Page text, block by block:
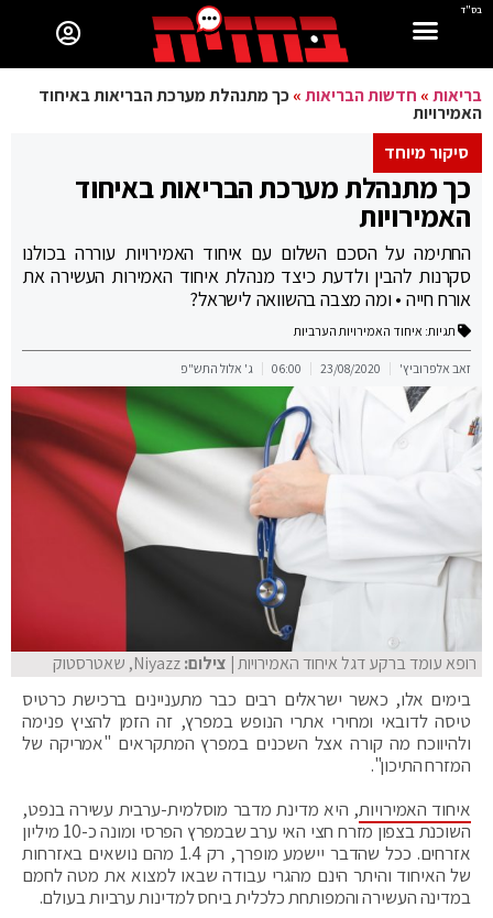
בס"ד
בריאות» חדשות הבריאות»כך מתנהלת מערכת הבריאות באיחוד
האמירויות
סיקור מיוחד
כך מתנהלת מערכת הבריאות באיחוד
האמירויות
החתימה על הסכם השלום עם איחוד האמירויות עוררה בכולנו
סקרנות להבין ולדעת כיצד מנהלת איחוד האמירות העשירה את
אורח חייה • ומה מצבה בהשוואה לישראל?
תגיות: איחוד האמירויות הערביות
זאב אלפרוביץ' 23/08/2020
06:00 ג' אלול התש"פ
רופא עומד ברקע דגל איחוד האמירויות| צילום:Niyazz, שאטרסטוק
בימים אלו, כאשר ישראלים רבים כבר מתעניינים ברכישת כרטיס
טיסה לדובאי ומחירי אתרי הנופש במפרץ, זה הזמן להציץ פנימה
ולהיווכח מה קורה אצל השכנים במפרץ המתקראים "אמריקה של
המזרח התיכון".
איחוד האמירויות, היא מדינת מדבר מוסלמית-ערבית עשירה בנפט,
השוכנת בצפון מזרח חצי האי ערב שבמפרץ הפרסי ומונה כ-10 מיליון
אזרחים. ככל שהדבר יישמע מופרך, רק 1.4 מהם נושאים באזרחות
של האיחוד והיתר הינם מהגרי עבודה שבאו למצוא את מטה לחמם
במדינה העשירה והמפותחת כלכלית ביחס למדינות ערביות בעולם.